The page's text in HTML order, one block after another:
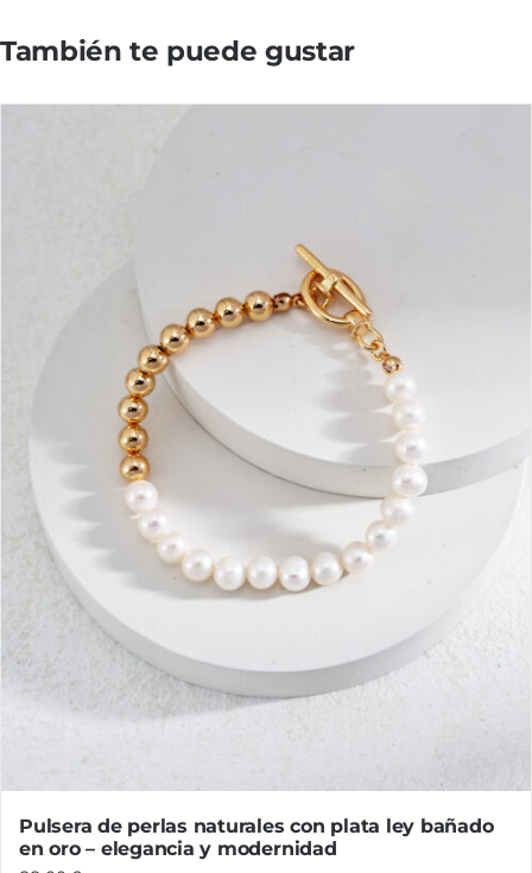
También te puede gustar
Pulsera de perlas naturales con plata ley bañado
en oro – elegancia y modernidad